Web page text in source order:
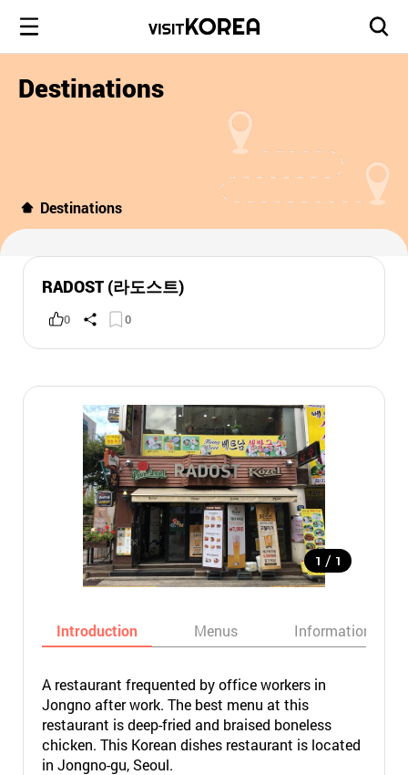
Destinations
Destinations
RADOST (라도스트)
0 0
1 / 1
Introduction Menus Informations
A restaurant frequented by office workers in
Jongno after work. The best menu at this
restaurant is deep-fried and braised boneless
chicken. This Korean dishes restaurant is located
in Jongno-gu, Seoul.